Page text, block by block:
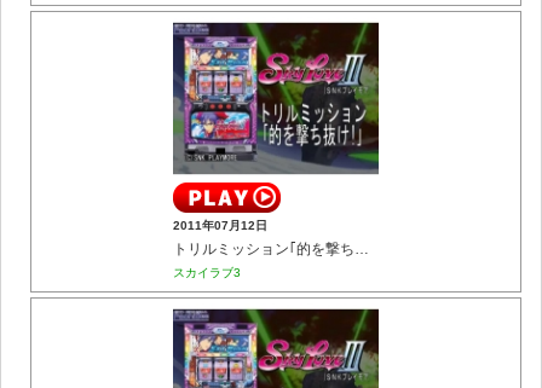
2011年07月12日
トリルミッション｢的を撃ち抜け!｣
スカイラブ3